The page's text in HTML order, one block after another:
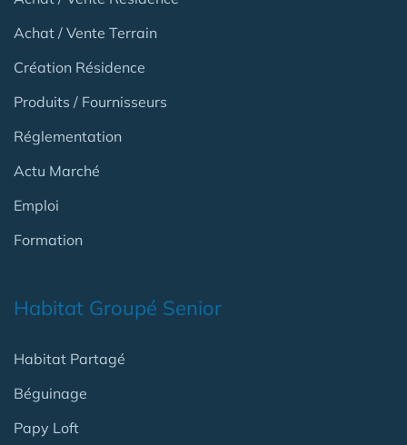
Achat / Vente Terrain
Création Résidence
Produits / Fournisseurs
Réglementation
Actu Marché
Emploi
Formation
Habitat Groupé Senior
Habitat Partagé
Béguinage
Papy Loft